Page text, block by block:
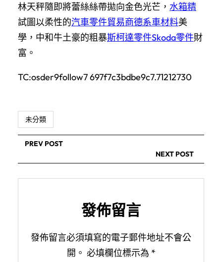
林天秤隨即將蕾絲絲帶拋向金色光芒， 水箱精
試圖以柔性的汽車零件貿易商德系車材料美
學，中和牛土豪的粗暴斯柯達零件Skoda零件財
富。
TC:osder9follow7 697f7c3bdbe9c7.71212730
未分類
PREV POST
NEXT POST
發佈留言
發佈留言必須填寫的電子郵件地址不會公
開。 必填欄位標示為 *